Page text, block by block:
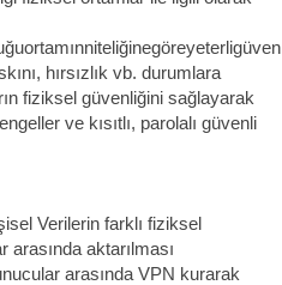
hırsızlık vb. durumlara
fiziksel güvenliğini sağlayarak
ve kısıtlı, parolalı güvenli
Verilerin farklı fiziksel
aktarılması
arasında VPN kurarak